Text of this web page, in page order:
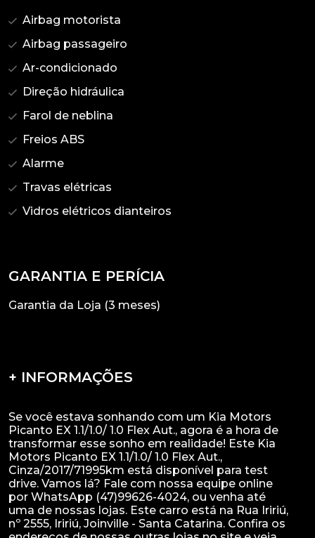
Airbag motorista
Airbag passageiro
Ar-condicionado
Direção hidráulica
Farol de neblina
Freios ABS
Alarme
Travas elétricas
Vidros elétricos dianteiros
GARANTIA E PERÍCIA
Garantia da Loja (3 meses)
+ INFORMAÇÕES
Se você estava sonhando com um Kia Motors
Picanto EX 1.1/1.0/ 1.0 Flex Aut., agora é a hora de
transformar esse sonho em realidade! Este Kia
Motors Picanto EX 1.1/1.0/ 1.0 Flex Aut.,
Cinza/2017/71995km está disponível para test
drive. Vamos lá? Fale com nossa equipe online
por WhatsApp (47)99626-4024, ou venha até
uma de nossas lojas. Este carro está na Rua Iririú,
nº 2555, Iririú, Joinville - Santa Catarina. Confira os